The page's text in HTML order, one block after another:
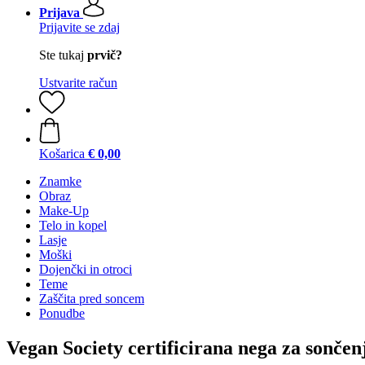
Prijava
Prijavite se zdaj
Ste tukaj prvič?
Ustvarite račun
Košarica € 0,00
Znamke
Obraz
Make-Up
Telo in kopel
Lasje
Moški
Dojenčki in otroci
Teme
Zaščita pred soncem
Ponudbe
Vegan Society certificirana nega za